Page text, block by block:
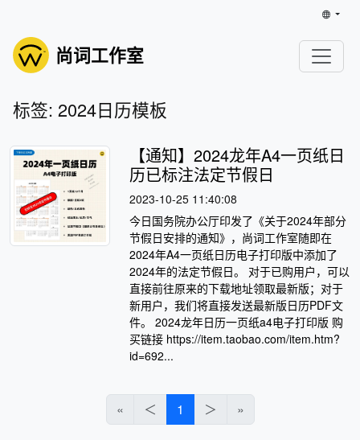
尚词工作室
标签: 2024日历模板
【通知】2024龙年A4一页纸日
历已标注法定节假日
2023-10-25 11:40:08
今日国务院办公厅印发了《关于2024年部分
节假日安排的通知》，尚词工作室随即在
2024年A4一页纸日历电子打印版中添加了
2024年的法定节假日。 对于已购用户，可以
直接前往原来的下载地址领取最新版；对于
新用户，我们将直接发送最新版日历PDF文
件。 2024龙年日历一页纸a4电子打印版 购
买链接 https://item.taobao.com/item.htm?
id=692...
« ＜ 1 ＞ »